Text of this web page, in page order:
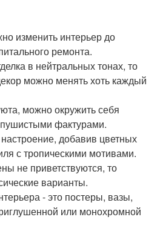
изменить интерьер до
ремонта.
в нейтральных тонах, то
можно менять хоть каждый
можно окружить себя
фактурами.
добавив цветных
с тропическими мотивами.
не приветствуются, то
варианты.
- это постеры, вазы,
или монохромной